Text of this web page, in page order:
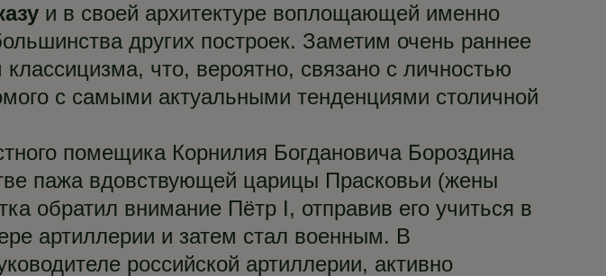
и в своей архитектуре воплощающей именно
других построек. Заметим очень раннее
что, вероятно, связано с личностью
с самыми актуальными тенденциями столичной
помещика Корнилия Богдановича Бороздина
пажа вдовствующей царицы Прасковьи (жены
обратил внимание Пётр I, отправив его учиться в
артиллерии и затем стал военным. В
российской артиллерии, активно